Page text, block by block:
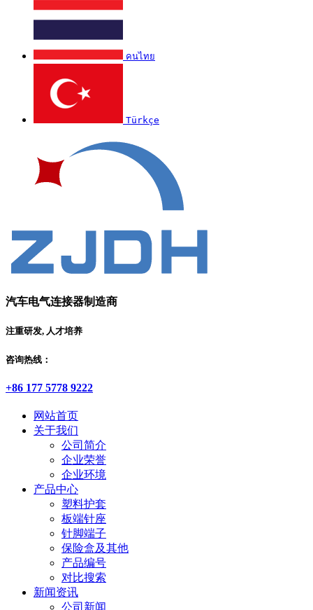
คนไทย
Türkçe
汽车电气连接器制造商
注重研发, 人才培养
咨询热线：
+86 177 5778 9222
网站首页
关于我们
公司简介
企业荣誉
企业环境
产品中心
塑料护套
板端针座
针脚端子
保险盒及其他
产品编号
对比搜索
新闻资讯
公司新闻